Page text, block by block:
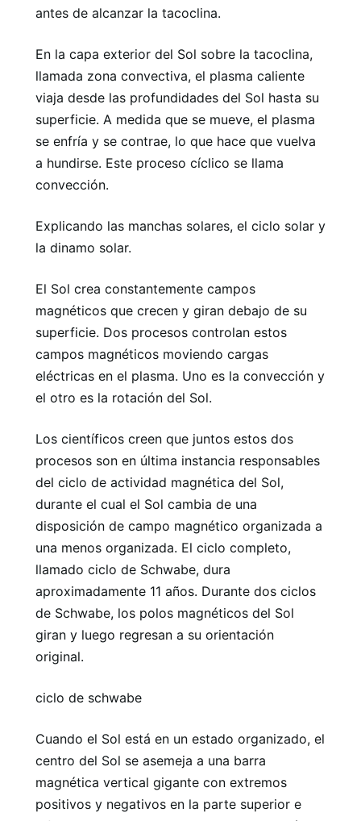
antes de alcanzar la tacoclina.
En la capa exterior del Sol sobre la tacoclina,
llamada zona convectiva, el plasma caliente
viaja desde las profundidades del Sol hasta su
superficie. A medida que se mueve, el plasma
se enfría y se contrae, lo que hace que vuelva
a hundirse. Este proceso cíclico se llama
convección.
Explicando las manchas solares, el ciclo solar y
la dinamo solar.
El Sol crea constantemente campos
magnéticos que crecen y giran debajo de su
superficie. Dos procesos controlan estos
campos magnéticos moviendo cargas
eléctricas en el plasma. Uno es la convección y
el otro es la rotación del Sol.
Los científicos creen que juntos estos dos
procesos son en última instancia responsables
del ciclo de actividad magnética del Sol,
durante el cual el Sol cambia de una
disposición de campo magnético organizada a
una menos organizada. El ciclo completo,
llamado ciclo de Schwabe, dura
aproximadamente 11 años. Durante dos ciclos
de Schwabe, los polos magnéticos del Sol
giran y luego regresan a su orientación
original.
ciclo de schwabe
Cuando el Sol está en un estado organizado, el
centro del Sol se asemeja a una barra
magnética vertical gigante con extremos
positivos y negativos en la parte superior e